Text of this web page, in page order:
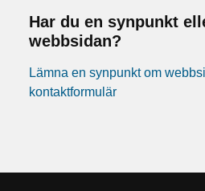
Har du en synpunkt
webbsidan?
Lämna en synpunkt om
kontaktformulär